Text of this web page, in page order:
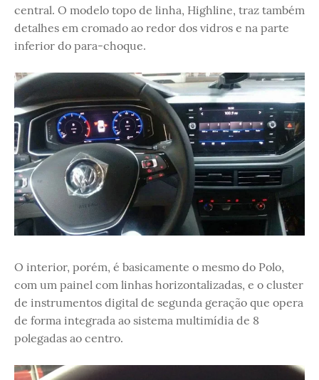
central. O modelo topo de linha, Highline, traz também
detalhes em cromado ao redor dos vidros e na parte
inferior do para-choque.
O interior, porém, é basicamente o mesmo do Polo,
com um painel com linhas horizontalizadas, e o cluster
de instrumentos digital de segunda geração que opera
de forma integrada ao sistema multimídia de 8
polegadas ao centro.